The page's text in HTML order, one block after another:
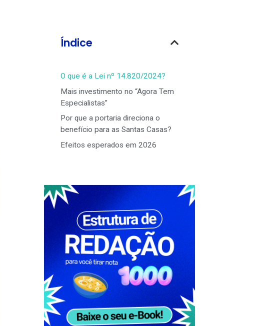
Índice
O que é a Lei nº 14.820/2024?
Mais investimento no “Agora Tem
Especialistas”
Por que a portaria direciona o
benefício para as Santas Casas?
Efeitos esperados em 2026